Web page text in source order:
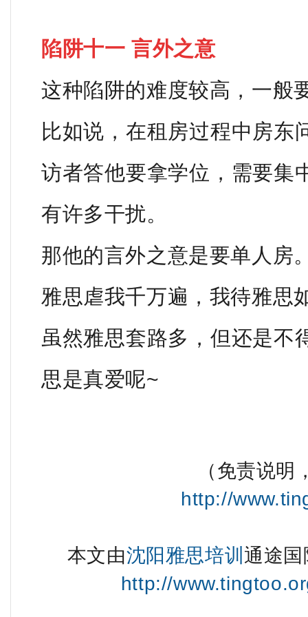
陷阱十一 言外之意
这种陷阱的难度较高，一般
比如说，在租房过程中房东
访者答他要拿学位，需要集
有许多干扰。
那他的言外之意是要单人房
雅思虐我千万遍，我待雅思
虽然雅思套路多，但还是不
思是真爱呢~
（免责说
http://
本文由沈阳雅思培训 通途
http://